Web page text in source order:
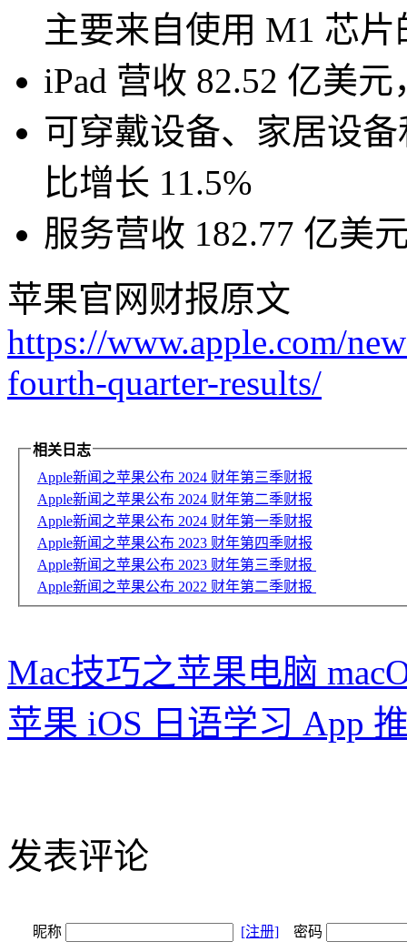
主要来自使用 M1 芯
iPad 营收 82.52 亿美
可穿戴设备、家居设
比增长 11.5%
服务营收 182.77 亿美
苹果官网财报原文
https://www.apple.com/
fourth-quarter-results/
相关日志
Apple新闻之苹果公布 2024 财年第三季财报
Apple新闻之苹果公布 2024 财年第二季财报
Apple新闻之苹果公布 2024 财年第一季财报
Apple新闻之苹果公布 2023 财年第四季财报
Apple新闻之苹果公布 2023 财年第三季财报
Apple新闻之苹果公布 2022 财年第二季财报
Mac技巧之苹果电脑
苹果 iOS 日语学习 App
发表评论
昵称 [注册] 密码